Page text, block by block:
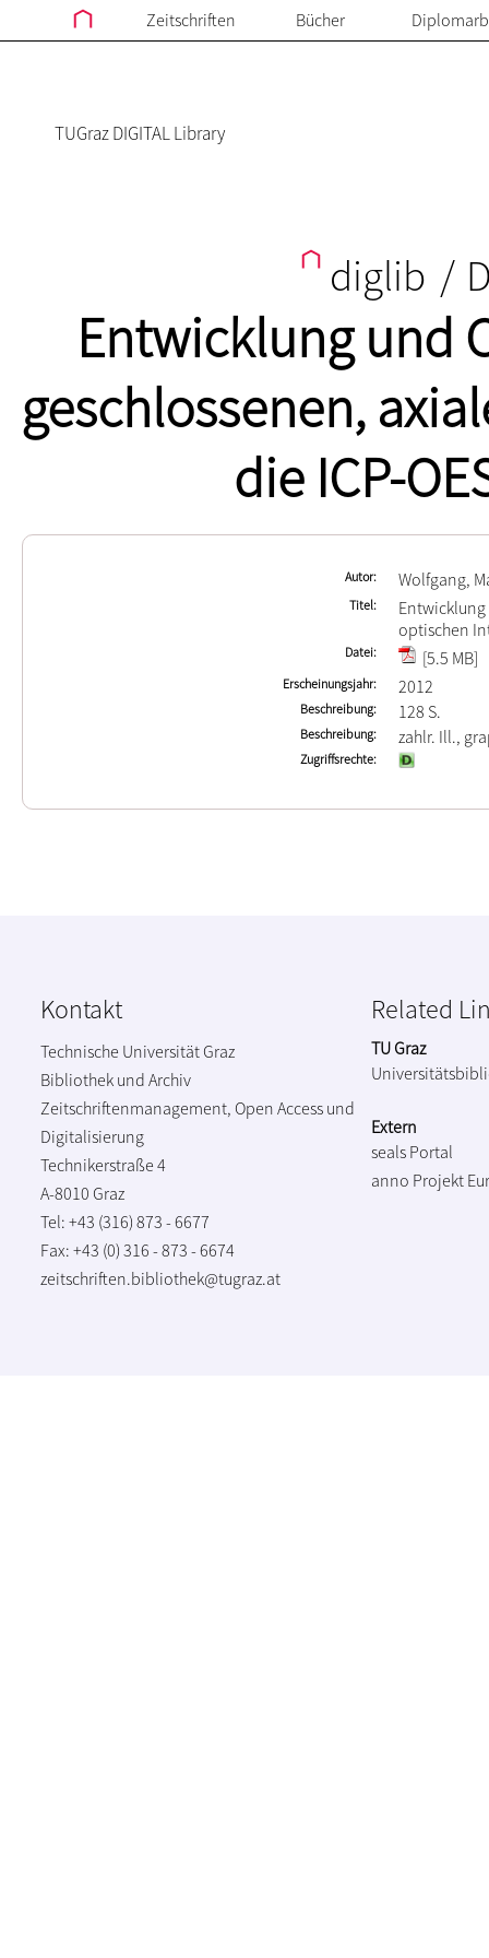
Zeitschriften Bücher
TUGraz DIGITAL Library
diglib /
Entwicklung und
geschlossenen,
die ICP-
Autor Wolfgang,
Titel
optischen
Datei [5.5 MB]
Erscheinungsjahr 2012
Beschreibung 128 S.
Beschreibung zahlr. Ill.,
Zugriffsrechte
Kontakt
Technische Universität Graz
Bibliothek und Archiv
Zeitschriftenmanagement, Open Access und
Digitalisierung
Technikerstraße 4
A-8010 Graz
Tel: +43 (316) 873 - 6677
Fax: +43 (0) 316 - 873 - 6674
zeitschriften.bibliothek@tugraz.at
Related
TU Graz
Extern
seals Portal
anno Projekt